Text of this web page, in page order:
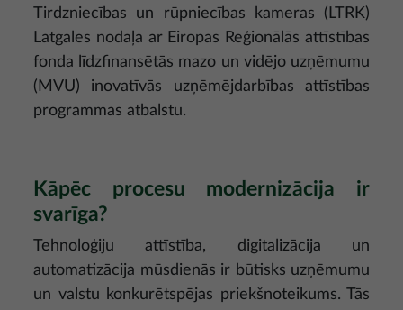
Tirdzniecības un rūpniecības kameras (LTRK)
Latgales nodaļa ar Eiropas Reģionālās attīstības
fonda līdzfinansētās mazo un vidējo uzņēmumu
(MVU) inovatīvās uzņēmējdarbības attīstības
programmas atbalstu.
Kāpēc procesu modernizācija ir
svarīga?
Tehnoloģiju attīstība, digitalizācija un
automatizācija mūsdienās ir būtisks uzņēmumu
un valstu konkurētspējas priekšnoteikums. Tās